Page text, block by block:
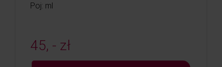
Poj: ml
45, - zł